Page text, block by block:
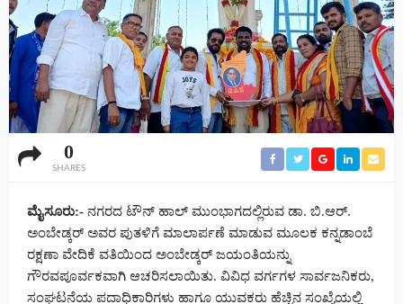
0
SHARES
ಮೈಸೂರು:- ನಗರದ ಟೌನ್ ಹಾಲ್ ಮುಂಭಾಗದಲ್ಲಿರುವ ಡಾ. ಬಿ.ಆರ್.
ಅಂಬೇಡ್ಕರ್ ಅವರ ಪುತಳಿಗೆ ಮಾಲಾರ್ಪಣೆ ಮಾಡುವ ಮೂಲಕ ಕನ್ನಡಾಂಬೆ
ರಕ್ಷಣಾ ವೇದಿಕೆ ವತಿಯಿಂದ ಅಂಬೇಡ್ಕರ್ ಜಯಂತಿಯನ್ನು
ಗೌರವಪೂರ್ವಕವಾಗಿ ಆಚರಿಸಲಾಯಿತು. ವಿವಿಧ ವರ್ಗಗಳ ಸಾರ್ವಜನಿಕರು,
ಸಂಘಟನೆಯ ಪದಾಧಿಕಾರಿಗಳು ಹಾಗೂ ಯುವಕರು ಹೆಚ್ಚಿನ ಸಂಖ್ಯೆಯಲ್ಲಿ